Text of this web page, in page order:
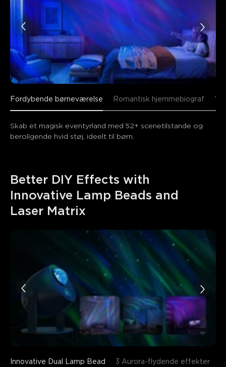
Fordybende børneværelse Romantisk hjemmebiograf
Skab et magisk eventyrland med 52+ scenetilstande og
beroligende hvid støj, ideelt til børn.
Better DIY Effects with
Innovative Lamp Beads and
Laser Matrix
Innovative Dual Lamp Bead 3 Aurora-flydende effekter